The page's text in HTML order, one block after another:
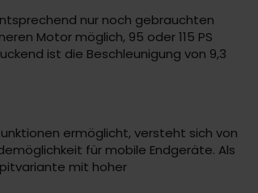
nur noch gebrauchten
Motor möglich, 95 oder 115 PS
ist die Beschleunigung von 9,3
ermöglicht, versteht sich von
für mobile Endgeräte. Als
mit hoher